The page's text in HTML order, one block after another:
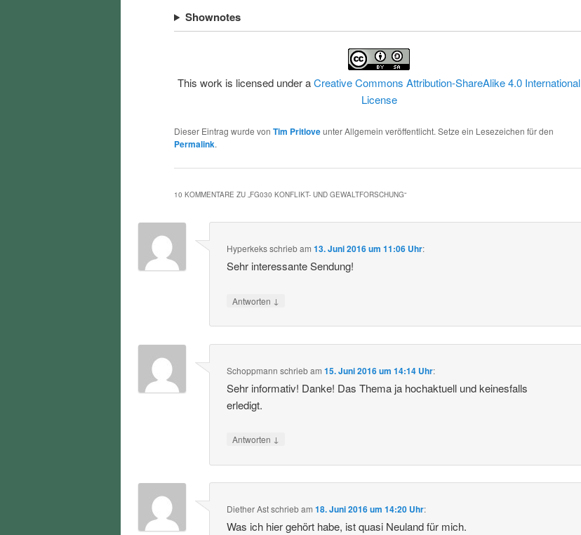
Shownotes
This work is licensed under aCreative Commons Attribution-ShareAlike 4.0 International
License
Dieser Eintrag wurde von Tim Pritloveunter Allgemein veröffentlicht. Setze ein Lesezeichen für den
Permalink.
10 KOMMENTARE ZU „FG030 KONFLIKT- UND GEWALTFORSCHUNG“
Hyperkeksschriebam13. Juni 2016 um 11:06 Uhr:
Sehr interessante Sendung!
Antworten ↓
Schoppmann schriebam15. Juni 2016 um 14:14 Uhr:
Sehr informativ! Danke! Das Thema ja hochaktuell und keinesfalls
erledigt.
Antworten ↓
Diether Astschriebam18. Juni 2016 um 14:20 Uhr:
Was ich hier gehört habe, ist quasi Neuland für mich.